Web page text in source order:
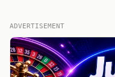
ADVERTISEMENT